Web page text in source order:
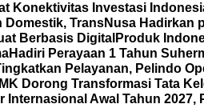
Konektivitas Investasi
Domestik, TransNusa Hadirkan
Berbasis Digital Produk
Hadiri Perayaan 1 Tahun
Pelayanan, Pelindo
Dorong Transformasi Tata
Awal Tahun